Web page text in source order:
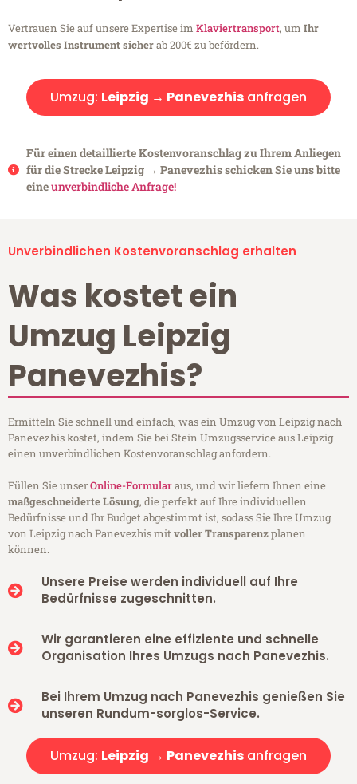
Vertrauen Sie auf unsere Expertise im Klaviertransport, um Ihr
wertvolles Instrument sicherab 200€ zu befördern.
Umzug: Leipzig → Panevezhis anfragen
Für einen detaillierte Kostenvoranschlag zu Ihrem Anliegen
für die Strecke Leipzig → Panevezhis schicken Sie uns bitte
eineunverbindliche Anfrage!
Unverbindlichen Kostenvoranschlag erhalten
Was kostet ein
Umzug Leipzig
Panevezhis?
Ermitteln Sie schnell und einfach, was ein Umzug von Leipzig nach
Panevezhis kostet, indem Sie bei Stein Umzugsservice aus Leipzig
einen unverbindlichen Kostenvoranschlag anfordern.
Füllen Sie unserOnline-Formularaus, und wir liefern Ihnen eine
maßgeschneiderte Lösung, die perfekt auf Ihre individuellen
Bedürfnisse und Ihr Budget abgestimmt ist, sodass Sie Ihre Umzug
von Leipzig nach Panevezhis mitvoller Transparenzplanen
können.
Unsere Preise werden individuell auf Ihre
Bedürfnisse zugeschnitten.
Wir garantieren eine effiziente und schnelle
Organisation Ihres Umzugs nach Panevezhis.
Bei Ihrem Umzug nach Panevezhis genießen Sie
unseren Rundum-sorglos-Service.
Umzug: Leipzig → Panevezhis anfragen